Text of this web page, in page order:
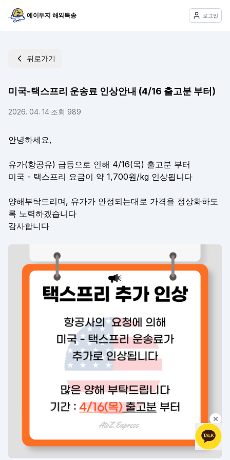
에이투지 해외특송 로그인
뒤로가기
미국-택스프리 운송료 인상안내 (4/16 출고분 부터)
2026. 04. 14·조회 989
안녕하세요,
유가(항공유) 급등으로 인해 4/16(목) 출고분 부터
미국 - 택스프리 요금이 약 1,700원/kg 인상됩니다
양해부탁드리며, 유가가 안정되는대로 가격을 정상화하도
록 노력하겠습니다
감사합니다